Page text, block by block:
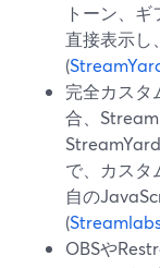
トーン、
直接表示し
(
完全カスタ
合、
で、カスタ
自の
(
OBSや